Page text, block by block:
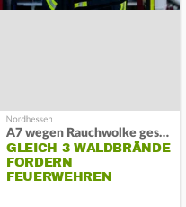
A7 wegen Rauchwolke gesperrt
GLEICH 3 WALDBRÄNDE
FORDERN
FEUERWEHREN